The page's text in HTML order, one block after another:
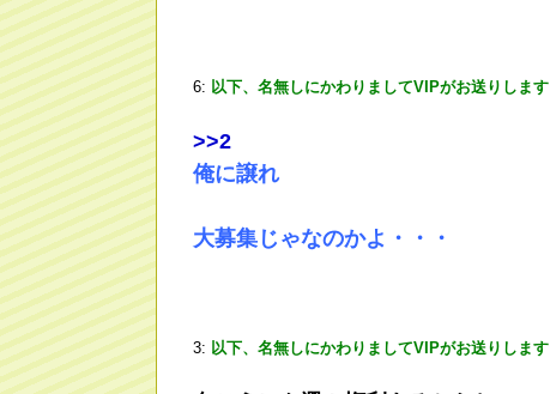
6: 以下、名無しにかわりましてVIPがお送りします
>>2
俺に譲れ
大募集じゃなのかよ・・・
3: 以下、名無しにかわりましてVIPがお送りします